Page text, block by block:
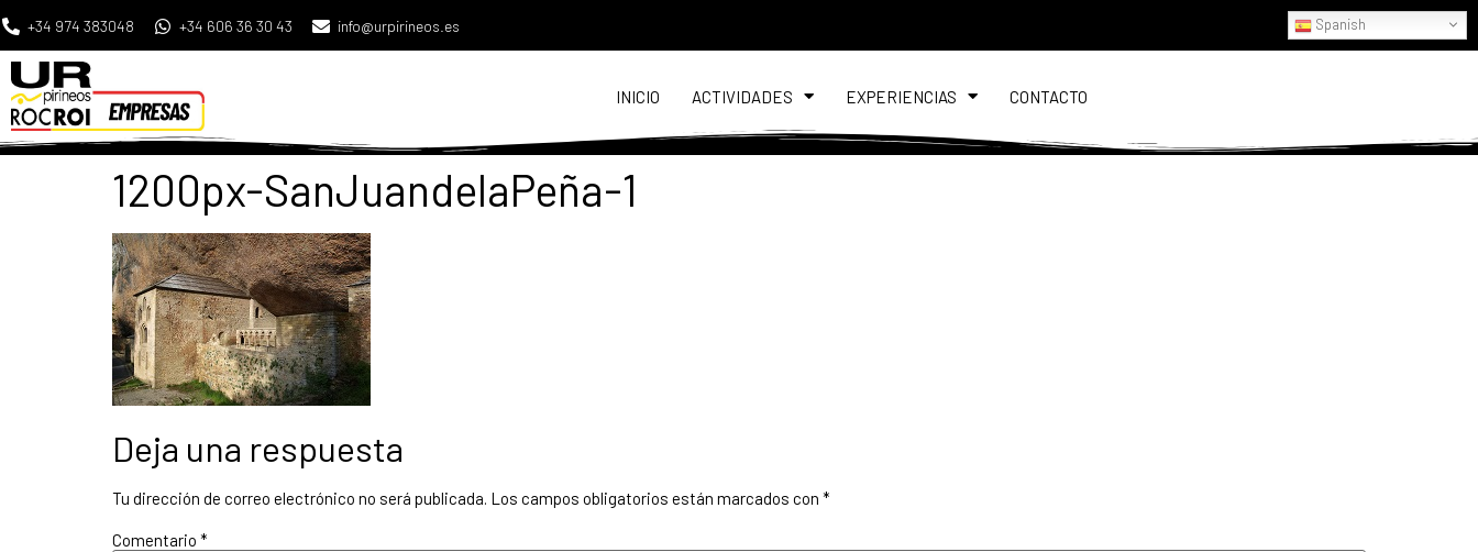
+34 974 383048 +34 606 36 30 43 info@urpirineos.es Spanish
INICIO ACTIVIDADES EXPERIENCIAS CONTACTO
1200px-SanJuandelaPeña-1
Deja una respuesta
Tu dirección de correo electrónico no será publicada. Los campos obligatorios están marcados con *
Comentario *